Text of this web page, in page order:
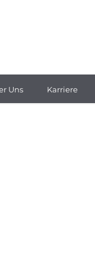
Uns Karriere